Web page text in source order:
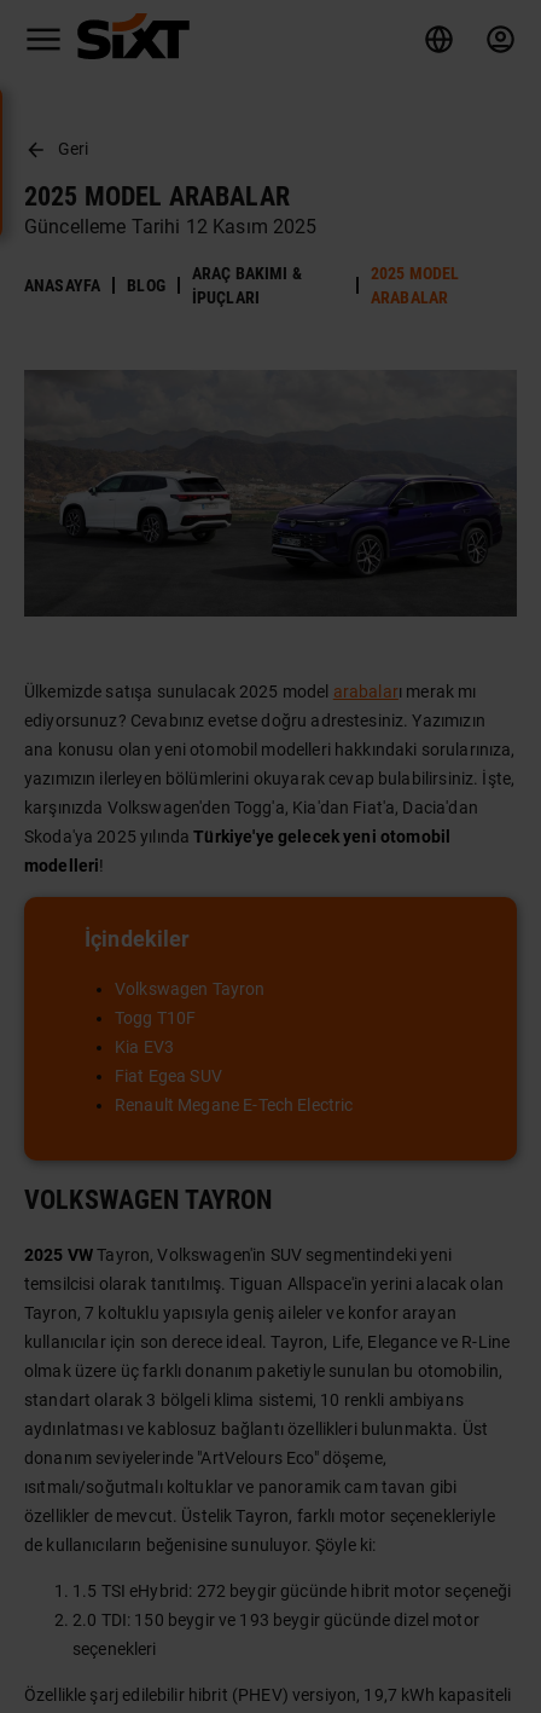
Geri
2025 MODEL ARABALAR
Güncelleme Tarihi 12 Kasım 2025
ANASAYFA BLOG
ARAÇ BAKIMI &
İPUÇLARI
2025 MODEL
ARABALAR
Ülkemizde satışa sunulacak 2025 model arabaları merak mı
ediyorsunuz? Cevabınız evetse doğru adrestesiniz. Yazımızın
ana konusu olan yeni otomobil modelleri hakkındaki sorularınıza,
yazımızın ilerleyen bölümlerini okuyarak cevap bulabilirsiniz. İşte,
karşınızda Volkswagen'den Togg'a, Kia'dan Fiat'a, Dacia'dan
Skoda'ya 2025 yılındaTürkiye'ye gelecek yeni otomobil
modelleri!
İçindekiler
Volkswagen Tayron
Togg T10F
Kia EV3
Fiat Egea SUV
Renault Megane E-Tech Electric
VOLKSWAGEN TAYRON
2025 VWTayron, Volkswagen'in SUV segmentindeki yeni
temsilcisi olarak tanıtılmış. Tiguan Allspace'in yerini alacak olan
Tayron, 7 koltuklu yapısıyla geniş aileler ve konfor arayan
kullanıcılar için son derece ideal. Tayron, Life, Elegance ve R-Line
olmak üzere üç farklı donanım paketiyle sunulan bu otomobilin,
standart olarak 3 bölgeli klima sistemi, 10 renkli ambiyans
aydınlatması ve kablosuz bağlantı özellikleri bulunmakta. Üst
donanım seviyelerinde "ArtVelours Eco" döşeme,
ısıtmalı/soğutmalı koltuklar ve panoramik cam tavan gibi
özellikler de mevcut. Üstelik Tayron, farklı motor seçenekleriyle
de kullanıcıların beğenisine sunuluyor. Şöyle ki:
1.5 TSI eHybrid: 272 beygir gücünde hibrit motor seçeneği
2.0 TDI: 150 beygir ve 193 beygir gücünde dizel motor
seçenekleri
Özellikle şarj edilebilir hibrit (PHEV) versiyon, 19,7 kWh kapasiteli